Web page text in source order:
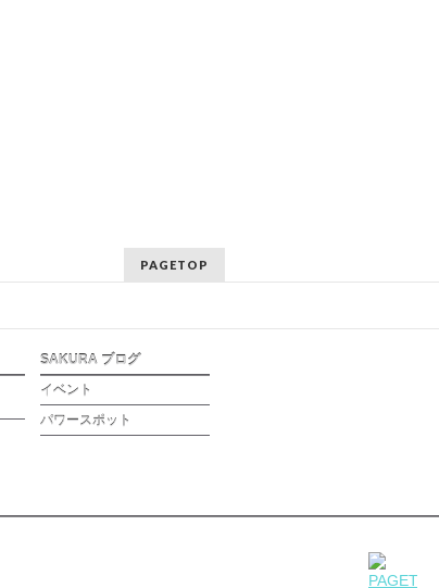
PAGETOP
SAKURA ブログ
イベント
パワースポット